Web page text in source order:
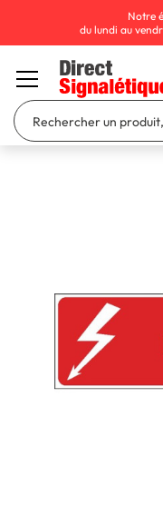
Notre
du lundi au